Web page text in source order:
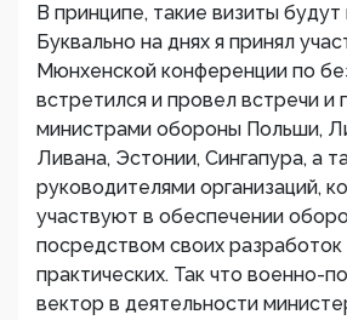
В принципе, такие визиты
Буквально на днях я принял
Мюнхенской конференции по
встретился и провел встречи и
министрами обороны Польши,
Ливана, Эстонии, Сингапура, а
руководителями организаций,
участвуют в обеспечении
посредством своих
практических. Так что военно-
вектор в деятельности